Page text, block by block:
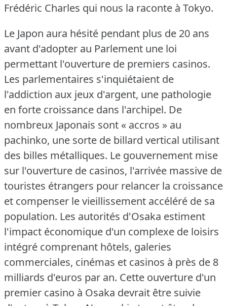
Frédéric Charles qui nous la raconte à Tokyo.
Le Japon aura hésité pendant plus de 20 ans
avant d'adopter au Parlement une loi
permettant l'ouverture de premiers casinos.
Les parlementaires s'inquiétaient de
l'addiction aux jeux d'argent, une pathologie
en forte croissance dans l'archipel. De
nombreux Japonais sont « accros » au
pachinko, une sorte de billard vertical utilisant
des billes métalliques. Le gouvernement mise
sur l'ouverture de casinos, l'arrivée massive de
touristes étrangers pour relancer la croissance
et compenser le vieillissement accéléré de sa
population. Les autorités d'Osaka estiment
l'impact économique d'un complexe de loisirs
intégré comprenant hôtels, galeries
commerciales, cinémas et casinos à près de 8
milliards d'euros par an. Cette ouverture d'un
premier casino à Osaka devrait être suivie